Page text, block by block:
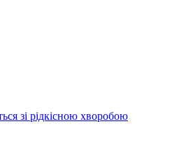
зі рідкісною хворобою